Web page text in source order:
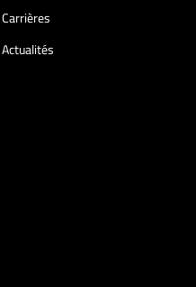
Carrières
Actualités